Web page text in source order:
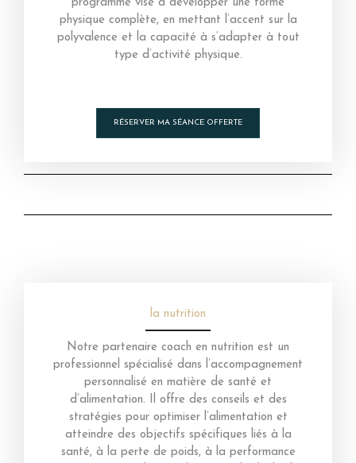
programme vise à développer une forme
physique complète, en mettant l’accent sur la
polyvalence et la capacité à s’adapter à tout
type d’activité physique.
RÉSERVER MA SÉANCE OFFERTE
la nutrition
Notre partenaire coach en nutrition est un
professionnel spécialisé dans l’accompagnement
personnalisé en matière de santé et
d’alimentation. Il offre des conseils et des
stratégies pour optimiser l’alimentation et
atteindre des objectifs spécifiques liés à la
santé, à la perte de poids, à la performance